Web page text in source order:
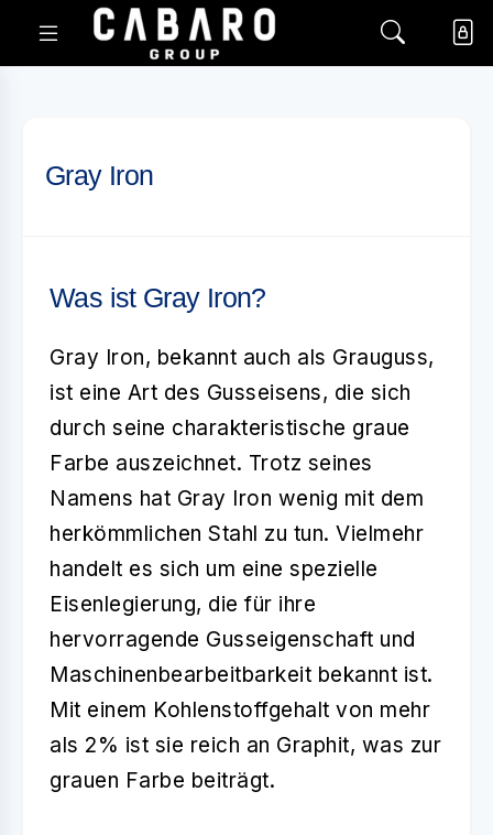
Gray Iron
Was ist Gray Iron?
Gray Iron, bekannt auch als Grauguss,
ist eine Art des Gusseisens, die sich
durch seine charakteristische graue
Farbe auszeichnet. Trotz seines
Namens hat Gray Iron wenig mit dem
herkömmlichen Stahl zu tun. Vielmehr
handelt es sich um eine spezielle
Eisenlegierung, die für ihre
hervorragende Gusseigenschaft und
Maschinenbearbeitbarkeit bekannt ist.
Mit einem Kohlenstoffgehalt von mehr
als 2% ist sie reich an Graphit, was zur
grauen Farbe beiträgt.